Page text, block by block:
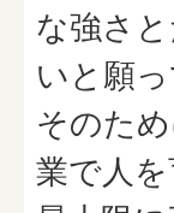
な強さ
いと願っ
そのた
業で人